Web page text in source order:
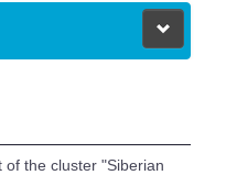
of the cluster "Siberian